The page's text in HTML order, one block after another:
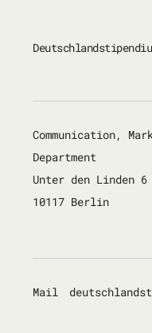
Communication,
Department
Unter den Linden 6
10117 Berlin
Mail